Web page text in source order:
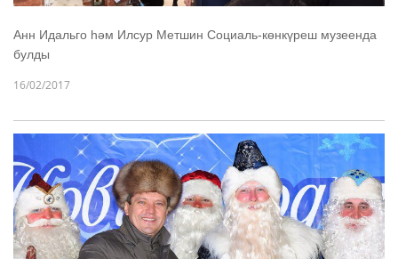
Анн Идальго һәм Илсур Метшин Социаль-көнкүреш музеенда
булды
16/02/2017